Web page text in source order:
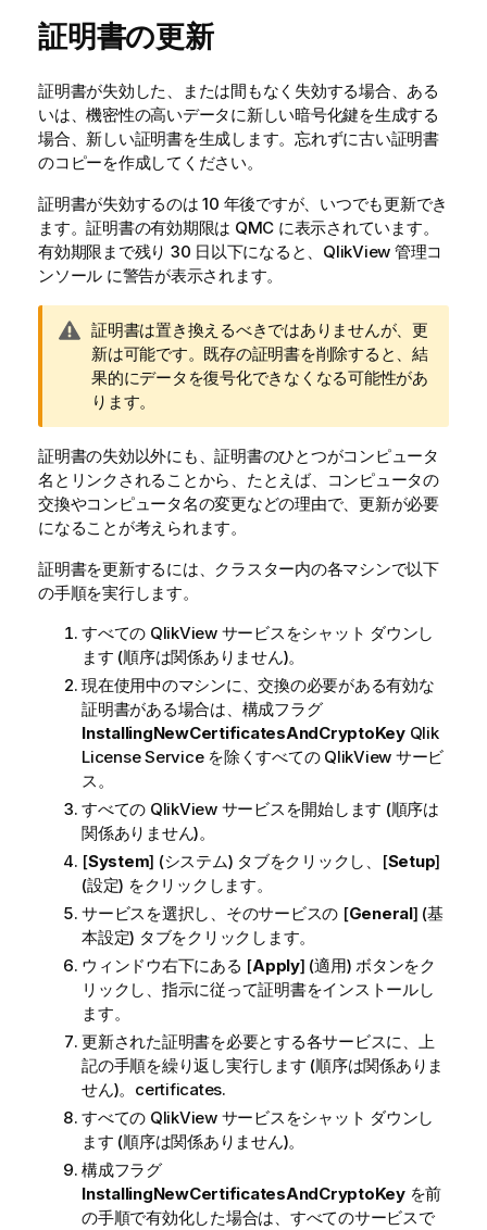
証明書の更新
証明書が失効した、または間もなく失効する場合、ある
いは、機密性の高いデータに新しい暗号化鍵を生成する
場合、新しい証明書を生成します。忘れずに古い証明書
のコピーを作成してください。
証明書が失効するのは 10 年後ですが、いつでも更新でき
ます。証明書の有効期限は QMC に表示されています。
有効期限まで残り 30 日以下になると、 QlikView 管理コ
ンソール に警告が表示されます。
警
告
メ
モ
証明書は置き換えるべきではありませんが、更
新は可能です。既存の証明書を削除すると、結
果的にデータを復号化できなくなる可能性があ
ります。
証明書の失効以外にも、証明書のひとつがコンピュータ
名とリンクされることから、たとえば、コンピュータの
交換やコンピュータ名の変更などの理由で、更新が必要
になることが考えられます。
証明書を更新するには、クラスター内の各マシンで以下
の手順を実行します。
すべての QlikViewサービスをシャット ダウンし
ます (順序は関係ありません)。
現在使用中のマシンに、交換の必要がある有効な
証明書がある場合は、構成フラグ
InstallingNewCertificatesAndCryptoKey Qlik
License Service を除くすべての QlikView サービ
ス。
すべての QlikViewサービスを開始します (順序は
関係ありません)。
[System] (システム) タブをクリックし、[Setup]
(設定) をクリックします。
サービスを選択し、そのサービスの [General] (基
本設定) タブをクリックします。
ウィンドウ右下にある [Apply] (適用) ボタンをク
リックし、指示に従って証明書をインストールし
ます。
更新された証明書を必要とする各サービスに、上
記の手順を繰り返し実行します (順序は関係ありま
せん)。certificates.
すべての QlikViewサービスをシャット ダウンし
ます (順序は関係ありません)。
構成フラグ
InstallingNewCertificatesAndCryptoKeyを前
の手順で有効化した場合は、すべてのサービスで